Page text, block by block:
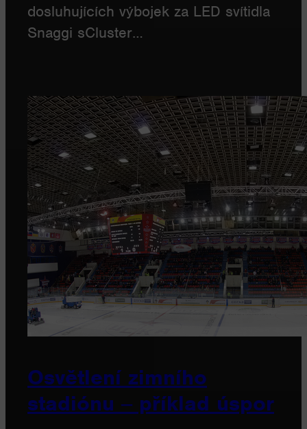
dosluhujících výbojek za LED svítidla
Snaggi sCluster…
Osvětlení zimního
stadiónu ‒ příklad úspor